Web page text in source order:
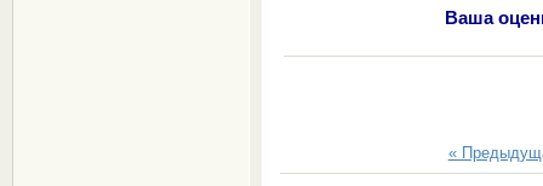
Ваша
«